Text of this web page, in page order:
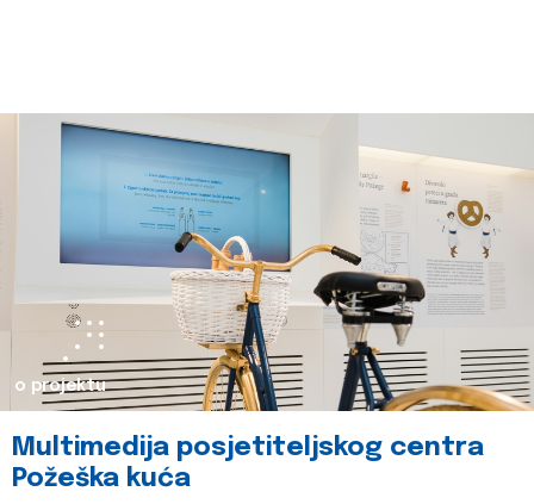
o projektu
Multimedija posjetiteljskog centra
Požeška kuća